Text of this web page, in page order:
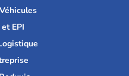
EPI